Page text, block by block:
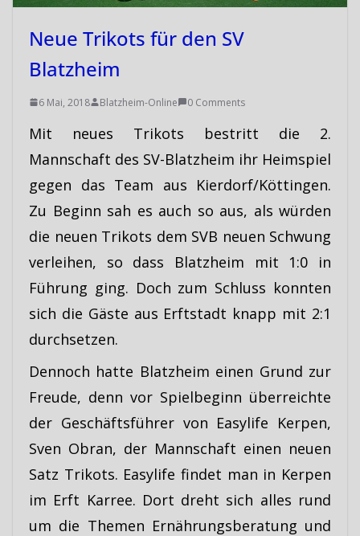
Neue Trikots für den SV
Blatzheim
6 Mai, 2018 Blatzheim-Online 0 Comments
Mit neues Trikots bestritt die 2.
Mannschaft des SV-Blatzheim ihr Heimspiel
gegen das Team aus Kierdorf/Köttingen.
Zu Beginn sah es auch so aus, als würden
die neuen Trikots dem SVB neuen Schwung
verleihen, so dass Blatzheim mit 1:0 in
Führung ging. Doch zum Schluss konnten
sich die Gäste aus Erftstadt knapp mit 2:1
durchsetzen.
Dennoch hatte Blatzheim einen Grund zur
Freude, denn vor Spielbeginn überreichte
der Geschäftsführer von Easylife Kerpen,
Sven Obran, der Mannschaft einen neuen
Satz Trikots. Easylife findet man in Kerpen
im Erft Karree. Dort dreht sich alles rund
um die Themen Ernährungsberatung und